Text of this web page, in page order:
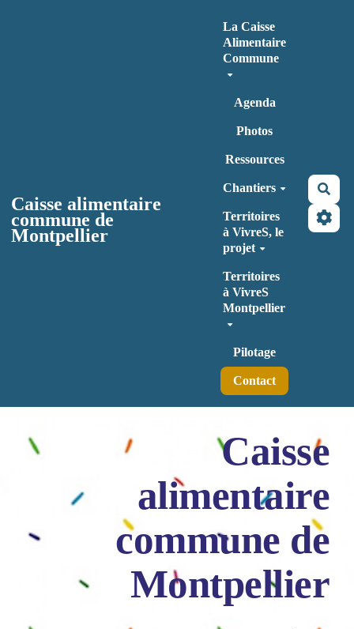
Caisse alimentaire
commune de
Montpellier
La Caisse
Alimentaire
Commune
Agenda
Photos
Ressources
Chantiers
Territoires
à VivreS, le
projet
Territoires
à VivreS
Montpellier
Pilotage
Contact
Caisse
alimentaire
commune de
Montpellier